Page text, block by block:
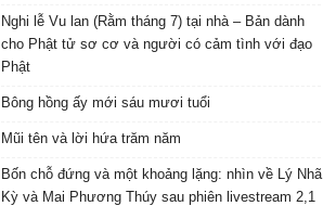
Nghi lễ Vu lan (Rằm tháng 7) tại nhà – Bản dành
cho Phật tử sơ cơ và người có cảm tình với đạo
Phật
Bông hồng ấy mới sáu mươi tuổi
Mũi tên và lời hứa trăm năm
Bốn chỗ đứng và một khoảng lặng: nhìn về Lý Nhã
Kỳ và Mai Phương Thúy sau phiên livestream 2,1